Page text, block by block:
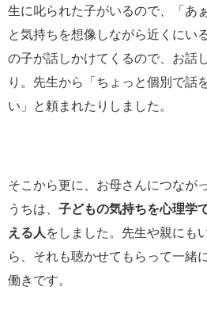
生に叱られた子がいるので、「あ
と気持ちを想像しながら近くにい
の子が話しかけてくるので、お話
り。先生から「ちょっと個別で話
い」と頼まれたりしました。
そこから更に、お母さんにつなが
うちは、 子どもの気持ちを心理学
える人 をしました。先生や親にも
ら、それも聴かせてもらって一緒
働きです。